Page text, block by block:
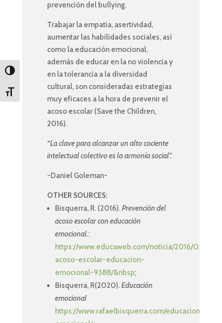
Toggle High Contrast
Toggle Font size
prevención del bullying.
Trabajar la empatía, asertividad,
aumentar las habilidades sociales, así
como la educación emocional,
además de educar en la no violencia y
en la tolerancia a la diversidad
cultural, son consideradas estrategias
muy eficaces a la hora de prevenir el
acoso escolar (Save the Children,
2016).
“La clave para alcanzar un alto cociente
intelectual colectivo es la armonía social”.
-Daniel Goleman-
OTHER SOURCES:
Bisquerra, R. (2016).Prevención del
acoso escolar con educación
emocional.:
https://www.educaweb.com/noticia/2016/05/11/
acoso-escolar-educacion-
emocional-9388/&nbsp;
Bisquerra, R(2020).Educación
emocional
https://www.rafaelbisquerra.com/educacion-